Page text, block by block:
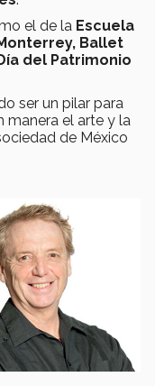
el de la Escuela
Ballet
del Patrimonio
ser un pilar para
manera el arte y la
de México